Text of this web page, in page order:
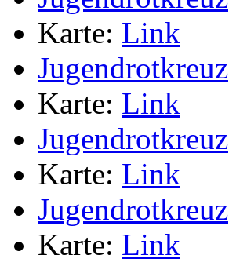
Karte: Link
Jugendrotkreuz
Karte: Link
Jugendrotkreuz
Karte: Link
Jugendrotkreuz
Karte: Link